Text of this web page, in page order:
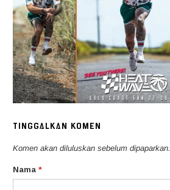
TINGGALKAN KOMEN
Komen akan diluluskan sebelum dipaparkan.
Nama*